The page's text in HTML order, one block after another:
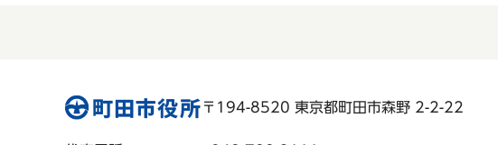
〒194-8520 東京都町田市森野 2-2-22